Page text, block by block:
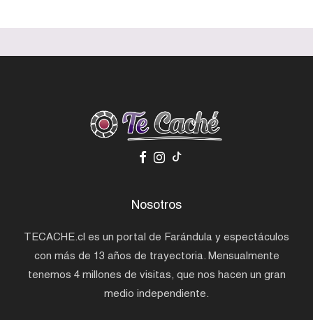
Nosotros
TECACHE.cl es un portal de Farándula y espectáculos
con más de 13 años de trayectoria. Mensualmente
tenemos 4 millones de visitas, que nos hacen un gran
medio independiente.